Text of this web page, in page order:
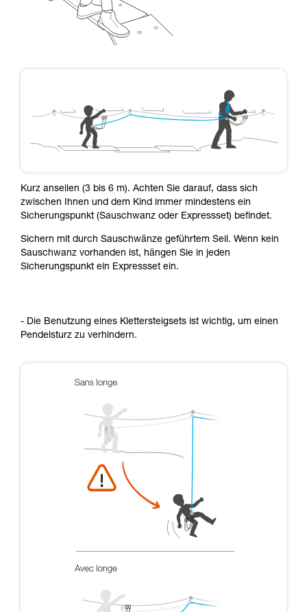
Kurz anseilen (3 bis 6 m). Achten Sie darauf, dass sich
zwischen Ihnen und dem Kind immer mindestens ein
Sicherungspunkt (Sauschwanz oder Expressset) befindet.
Sichern mit durch Sauschwänze geführtem Seil. Wenn kein
Sauschwanz vorhanden ist, hängen Sie in jeden
Sicherungspunkt ein Expressset ein.
- Die Benutzung eines Klettersteigsets ist wichtig, um einen
Pendelsturz zu verhindern.